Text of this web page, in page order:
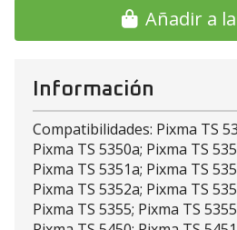
Añadir a
Información
Compatibilidades: Pixma TS
Pixma TS 5350a; Pixma TS
Pixma TS 5351a; Pixma TS
Pixma TS 5352a; Pixma TS
Pixma TS 5355; Pixma TS